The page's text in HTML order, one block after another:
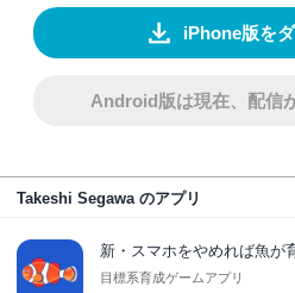
iPhone版を
Android版は現在、配信
Takeshi Segawa のアプリ
新・スマホをやめれば魚が
目標系育成ゲームアプリ